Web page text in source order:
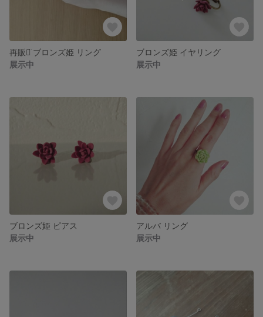
再販꒡̈ ブロンズ姫 リング
展示中
ブロンズ姫 イヤリング
展示中
ブロンズ姫 ピアス
展示中
アルバ リング
展示中